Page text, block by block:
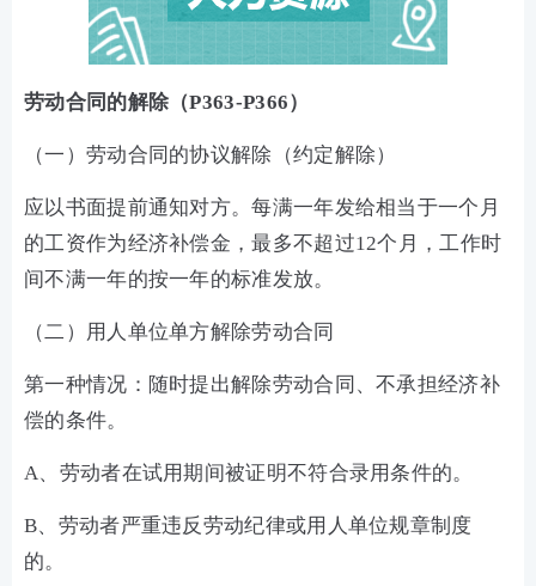
劳动合同的解除（P363-P366）
（一）劳动合同的协议解除（约定解除）
应以书面提前通知对方。每满一年发给相当于一个月
的工资作为经济补偿金，最多不超过12个月，工作时
间不满一年的按一年的标准发放。
（二）用人单位单方解除劳动合同
第一种情况：随时提出解除劳动合同、不承担经济补
偿的条件。
A、劳动者在试用期间被证明不符合录用条件的。
B、劳动者严重违反劳动纪律或用人单位规章制度
的。